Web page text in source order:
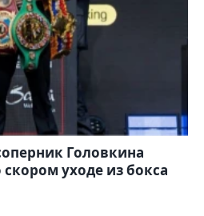
Головкина
уходе из бокса